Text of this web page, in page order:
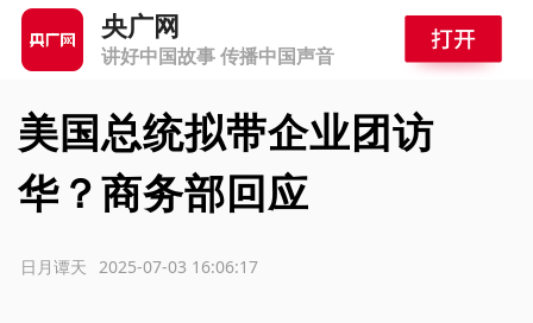
央广网
讲好中国故事 传播中国声音
美国总统拟带企业团访
华？商务部回应
2025-07-03 16:06:17
日月谭天